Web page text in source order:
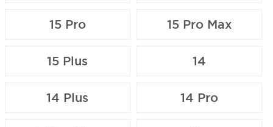
15 Pro 15 Pro Max
15 Plus 14
14 Plus 14 Pro